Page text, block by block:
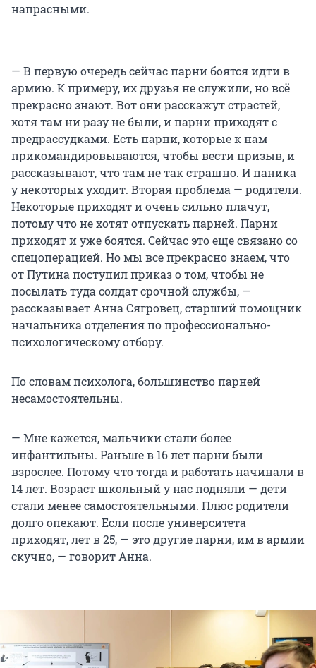
напрасными.
— В первую очередь сейчас парни боятся идти в
армию. К примеру, их друзья не служили, но всё
прекрасно знают. Вот они расскажут страстей,
хотя там ни разу не были, и парни приходят с
предрассудками. Есть парни, которые к нам
прикомандировываются, чтобы вести призыв, и
рассказывают, что там не так страшно. И паника
у некоторых уходит. Вторая проблема — родители.
Некоторые приходят и очень сильно плачут,
потому что не хотят отпускать парней. Парни
приходят и уже боятся. Сейчас это еще связано со
спецоперацией. Но мы все прекрасно знаем, что
от Путина поступил приказ о том, чтобы не
посылать туда солдат срочной службы, —
рассказывает Анна Сягровец, старший помощник
начальника отделения по профессионально-
психологическому отбору.
По словам психолога, большинство парней
несамостоятельны.
— Мне кажется, мальчики стали более
инфантильны. Раньше в 16 лет парни были
взрослее. Потому что тогда и работать начинали в
14 лет. Возраст школьный у нас подняли — дети
стали менее самостоятельными. Плюс родители
долго опекают. Если после университета
приходят, лет в 25, — это другие парни, им в армии
скучно, — говорит Анна.